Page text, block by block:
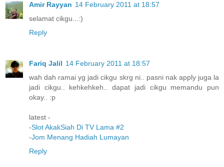
Amir Rayyan 14 February 2011 at 18:57
selamat cikgu...:)
Reply
Fariq Jalil 14 February 2011 at 18:57
wah dah ramai yg jadi cikgu skrg ni.. pasni nak apply juga la
jadi cikgu.. kehkehkeh.. dapat jadi cikgu memandu pun
okay.. :p
latest -
-Slot AkakSiah Di TV Lama #2
-Jom Menang Hadiah Lumayan
Reply